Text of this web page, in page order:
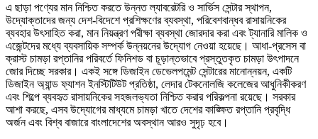
এ ছাড়া পণ্যের মান নিশ্চিত করতে উন্নত ল্যাবরেটরি ও সার্ভিস সেন্টার স্থাপন,
উদ্যোক্তাদের জন্য দেশ-বিদেশে প্রশিক্ষণের ব্যবস্থা, পরিবেশবান্ধব রাসায়নিকের
ব্যবহার উৎসাহিত করা, মান নিয়ন্ত্রণ পরীক্ষা ব্যবস্থা জোরদার করা এবং ট্যানারি মালিক ও
এজেন্টদের মধ্যে ব্যবসায়িক সম্পর্ক উন্নয়নের উদ্যোগ নেওয়া হয়েছে। আধা-প্রসেস বা
ক্রাস্ট চামড়া রপ্তানির পরিবর্তে ফিনিশড বা চূড়ান্তভাবে প্রস্তুতকৃত চামড়া উৎপাদনে
জোর দিচ্ছে সরকার। একই সঙ্গে ডিজাইন ডেভেলপমেন্ট সেন্টারের মানোন্নয়ন, একটি
ডিজাইন অ্যান্ড ফ্যাশন ইনস্টিটিউট প্রতিষ্ঠা, লেদার টেকনোলজি কলেজের আধুনিকীকরণ
এবং শিল্পে ব্যবহৃত রাসায়নিকের সহজলভ্যতা নিশ্চিত করার পরিকল্পনা রয়েছে। সরকার
আশা করছে, এসব উদ্যোগের মাধ্যমে চামড়া খাতে দেশের কাঙ্ক্ষিত রপ্তানি প্রবৃদ্ধি
অর্জন এবং বিশ্ব বাজারে বাংলাদেশের অবস্থান আরও সুদৃঢ় হবে।